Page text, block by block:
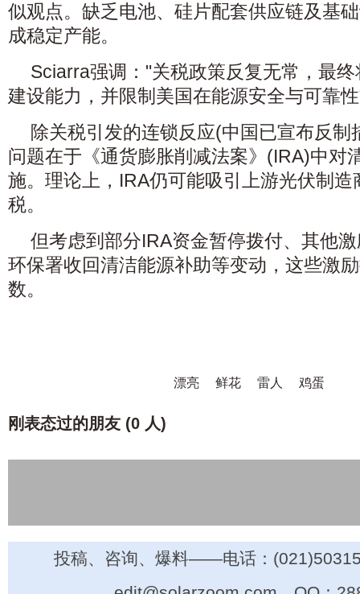
似观点。缺乏电池、硅片配套供应链及基
成稳定产能。
Sciarra强调："关税政策反复无常，最
建设能力，并限制美国在能源安全与可靠
除关税引发的连锁反应(中国已宣布反制
问题在于《通货膨胀削减法案》(IRA)中对
施。理论上，IRA仍可能吸引上游光伏制
税。
但考虑到部分IRA资金暂停拨付、其他
环保署收回清洁能源补助等变动，这些激
数。
漂亮 鲜花 雷人 鸡蛋
刚表态过的朋友 (0 人)
投稿、咨询、爆料——电话：